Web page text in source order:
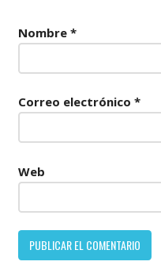
Nombre *
Correo electrónico *
Web